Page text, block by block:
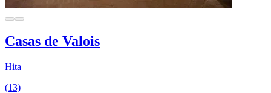
Casas de Valois
Hita
(13)